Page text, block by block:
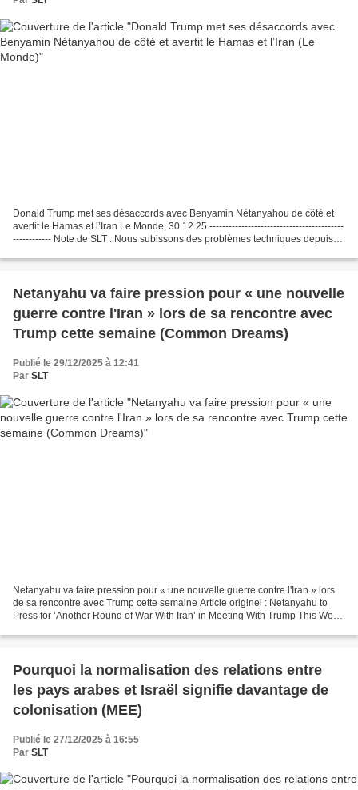
Donald Trump met ses désaccords avec Benyamin Nétanyahou de côté et
avertit le Hamas et l’Iran Le Monde, 30.12.25 ------------------------------------------
------------ Note de SLT : Nous subissons des problèmes techniques depuis
Netanyahu va faire pression pour « une nouvelle
guerre contre l'Iran » lors de sa rencontre avec
Trump cette semaine (Common Dreams)
Publié le 29/12/2025 à 12:41
Par SLT
Netanyahu va faire pression pour « une nouvelle guerre contre l'Iran » lors
de sa rencontre avec Trump cette semaine Article originel : Netanyahu to
Press for ‘Another Round of War With Iran’ in Meeting With Trump This Week
Pourquoi la normalisation des relations entre
les pays arabes et Israël signifie davantage de
colonisation (MEE)
Publié le 27/12/2025 à 16:55
Par SLT